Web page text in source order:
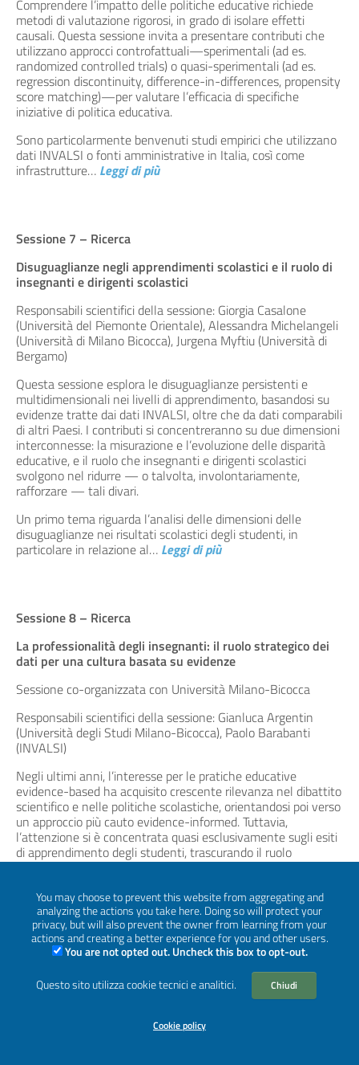
You may choose to prevent this website from aggregating and
analyzing the actions you take here. Doing so will protect your
privacy, but will also prevent the owner from learning from your
actions and creating a better experience for you and other users.
You are not opted out. Uncheck this box to opt-out.
Questo sito utilizza cookie tecnici e analitici.
Chiudi
Cookie policy
Comprendere l’impatto delle politiche educative richiede
metodi di valutazione rigorosi, in grado di isolare effetti
causali. Questa sessione invita a presentare contributi che
utilizzano approcci controfattuali—sperimentali (ad es.
randomized controlled trials) o quasi-sperimentali (ad es.
regression discontinuity, difference-in-differences, propensity
score matching)—per valutare l’efficacia di specifiche
iniziative di politica educativa.
Sono particolarmente benvenuti studi empirici che utilizzano
dati INVALSI o fonti amministrative in Italia, così come
infrastrutture… Leggi di più
Sessione 7 – Ricerca
Disuguaglianze negli apprendimenti scolastici e il ruolo di
insegnanti e dirigenti scolastici
Responsabili scientifici della sessione: Giorgia Casalone
(Università del Piemonte Orientale), Alessandra Michelangeli
(Università di Milano Bicocca), Jurgena Myftiu (Università di
Bergamo)
Questa sessione esplora le disuguaglianze persistenti e
multidimensionali nei livelli di apprendimento, basandosi su
evidenze tratte dai dati INVALSI, oltre che da dati comparabili
di altri Paesi. I contributi si concentreranno su due dimensioni
interconnesse: la misurazione e l’evoluzione delle disparità
educative, e il ruolo che insegnanti e dirigenti scolastici
svolgono nel ridurre — o talvolta, involontariamente,
rafforzare — tali divari.
Un primo tema riguarda l’analisi delle dimensioni delle
disuguaglianze nei risultati scolastici degli studenti, in
particolare in relazione al… Leggi di più
Sessione 8 – Ricerca
La professionalità degli insegnanti: il ruolo strategico dei
dati per una cultura basata su evidenze
Sessione co-organizzata con Università Milano-Bicocca
Responsabili scientifici della sessione: Gianluca Argentin
(Università degli Studi Milano-Bicocca), Paolo Barabanti
(INVALSI)
Negli ultimi anni, l’interesse per le pratiche educative
evidence-based ha acquisito crescente rilevanza nel dibattito
scientifico e nelle politiche scolastiche, orientandosi poi verso
un approccio più cauto evidence-informed. Tuttavia,
l’attenzione si è concentrata quasi esclusivamente sugli esiti
di apprendimento degli studenti, trascurando il ruolo
fondamentale degli insegnanti e la loro condizione
produzione e nell’utilizzo di evidenze. Per comprendere
questa trasformazione, si dovrebbe andare oltre le
rappresentazioni normative o stereotipate degli insegnanti e
indagare i fattori che caratterizzano la loro identità
professionale e la loro esperienza, quali la motivazione,
l’autoefficacia, il benessere professionale, le competenze
percepite e le pratiche didattiche.
In questo scenario, un approccio evidence-informed alla
professione docente non si limita a misurare “cosa funziona”